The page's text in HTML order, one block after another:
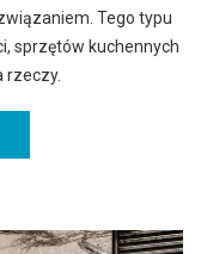
Tego typu
sprzętów kuchennych
rzeczy.